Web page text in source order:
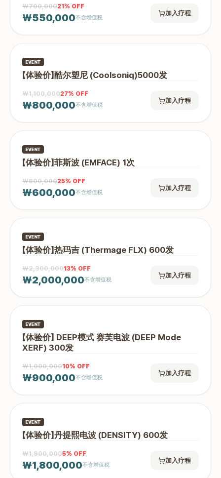
₩700,00021% OFF
₩550,000不含增值税
加入疗程
EVENT
【体验价】酷尔塑尼 (Coolsoniq)5000发
₩1,100,00027% OFF
₩800,000不含增值税
加入疗程
EVENT
【体验价】菲斯波 (EMFACE) 1次
₩800,00025% OFF
₩600,000不含增值税
加入疗程
EVENT
【体验价】热玛吉 (Thermage FLX) 600发
₩2,300,00013% OFF
₩2,000,000不含增值税
加入疗程
EVENT
【体验价】 DEEP模式 赛芙电波 (DEEP Mode
XERF) 300发
₩1,000,00010% OFF
₩900,000不含增值税
加入疗程
EVENT
【体验价】丹提熙电波 (DENSITY) 600发
₩1,900,0005% OFF
₩1,800,000不含增值税
加入疗程